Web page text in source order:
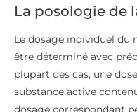
La posologie de
Le dosage individuel du
être déterminé avec
plupart des cas, une
substance active
dosage correspondant